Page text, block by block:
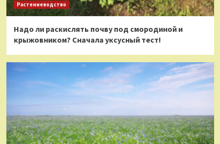
Растениеводство
Надо ли раскислять почву под смородиной и
крыжовником? Сначала уксусный тест!